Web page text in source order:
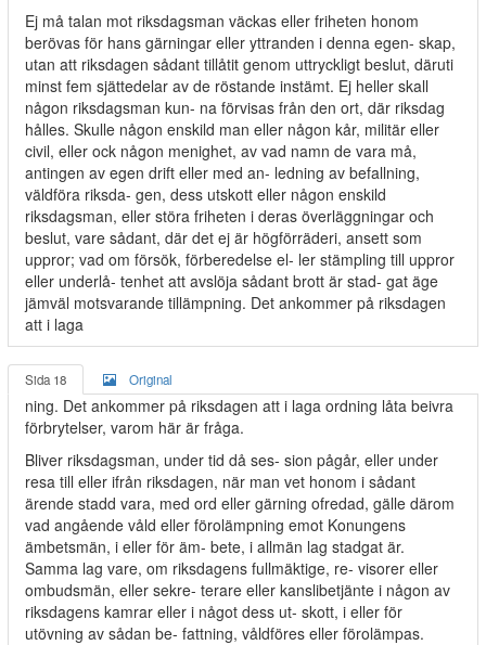
Ej må talan mot riksdagsman väckas eller friheten honom
berövas för hans gärningar eller yttranden i denna egen- skap,
utan att riksdagen sådant tillåtit genom uttryckligt beslut, däruti
minst fem sjättedelar av de röstande instämt. Ej heller skall
någon riksdagsman kun- na förvisas från den ort, där riksdag
hålles. Skulle någon enskild man eller någon kår, militär eller
civil, eller ock någon menighet, av vad namn de vara må,
antingen av egen drift eller med an- ledning av befallning,
väldföra riksda- gen, dess utskott eller någon enskild
riksdagsman, eller störa friheten i deras överläggningar och
beslut, vare sådant, där det ej är högförräderi, ansett som
uppror; vad om försök, förberedelse el- ler stämpling till uppror
eller underlå- tenhet att avslöja sådant brott är stad- gat äge
jämväl motsvarande tillämpning. Det ankommer på riksdagen
att i laga
Sida 18 Original
ning. Det ankommer på riksdagen att i laga ordning låta beivra
förbrytelser, varom här är fråga.
Bliver riksdagsman, under tid då ses- sion pågår, eller under
resa till eller ifrån riksdagen, när man vet honom i sådant
ärende stadd vara, med ord eller gärning ofredad, gälle därom
vad angående våld eller förolämpning emot Konungens
ämbetsmän, i eller för äm- bete, i allmän lag stadgat är.
Samma lag vare, om riksdagens fullmäktige, re- visorer eller
ombudsmän, eller sekre- terare eller kanslibetjänte i någon av
riksdagens kamrar eller i något dess ut- skott, i eller för
utövning av sådan be- fattning, våldföres eller förolämpas.